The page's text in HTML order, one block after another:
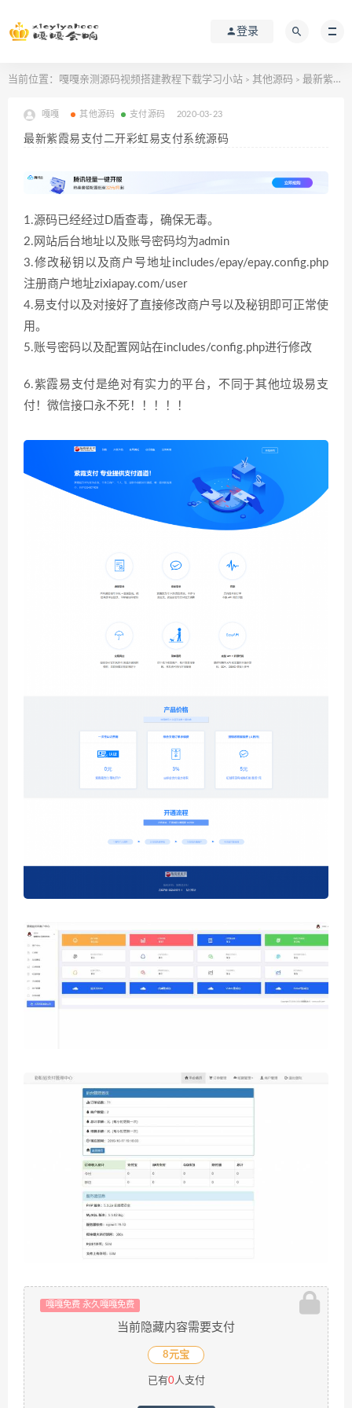
登录
当前位置： 嘎嘎亲测源码视频搭建教程下载学习小站 > 其他源码 > 最新紫霞易支付二开彩虹易支付系统源码
嘎嘎 其他源码 支付源码 2020-03-23
最新紫霞易支付二开彩虹易支付系统源码
1.源码已经经过D盾查毒，确保无毒。
2.网站后台地址以及账号密码均为admin
3.修改秘钥以及商户号地址includes/epay/epay.config.php
注册商户地址zixiapay.com/user
4.易支付以及对接好了直接修改商户号以及秘钥即可正常使
用。
5.账号密码以及配置网站在includes/config.php进行修改
6.紫霞易支付是绝对有实力的平台，不同于其他垃圾易支
付！微信接口永不死！！！！！
嘎嘎免费 永久嘎嘎免费
当前隐藏内容需要支付
8元宝
已有0人支付